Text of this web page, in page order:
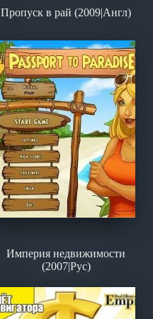
Пропуск в рай (2009|Англ)
Империя недвижимости
(2007|Рус)